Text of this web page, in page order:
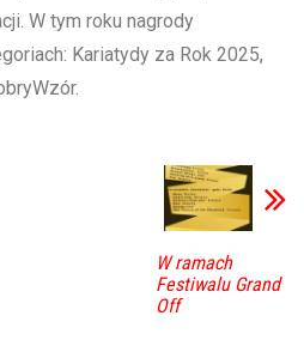
W tym roku nagrody
Kariatydy za Rok 2025,
W ramach
Festiwalu Grand
Off